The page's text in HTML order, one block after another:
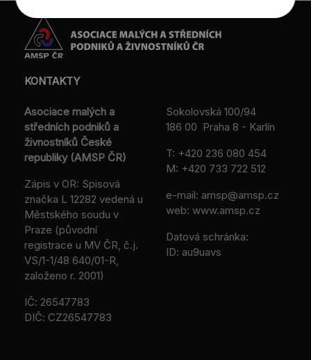
KONTAKTY
Asociace malých a
středních podniků a
živnostníků České
republiky (AMSP ČR)
Zápis v OR: Spisová
značka L 12282 vedená u
Městského soudu v
Praze (původní
registrace u MV ČR, č.j.
VS/1-1/48 640/01-R,
založeno r. 2001)
IČ: 26547783
DIČ: CZ26547783
Sokolovská 100/94
186 00 Praha 8 - Karlín
T: +420 236 080 454
M: +420 733 722 512
e-mail: amsp@amsp.cz
web: www.amsp.cz
Datová schránka:
ID: au9uavs